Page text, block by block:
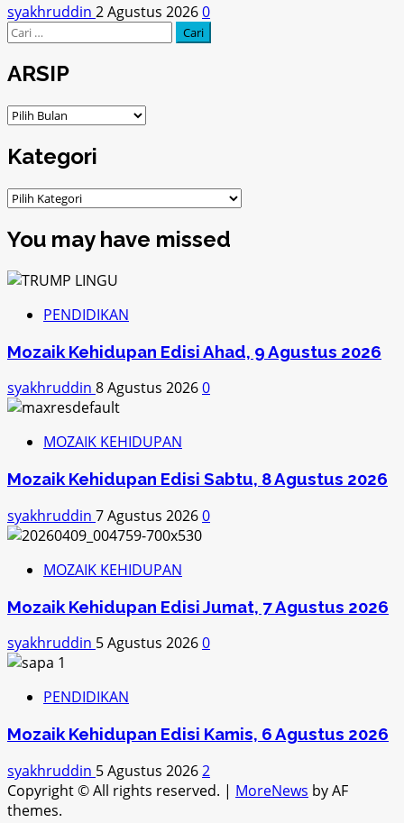
syakhruddin 2 Agustus 20260
Cari
untuk:
ARSIP
ARSIP
Kategori
Kategori
You may have missed
PENDIDIKAN
Mozaik Kehidupan Edisi Ahad, 9 Agustus 2026
syakhruddin 8 Agustus 20260
MOZAIK KEHIDUPAN
Mozaik Kehidupan Edisi Sabtu, 8 Agustus 2026
syakhruddin 7 Agustus 20260
MOZAIK KEHIDUPAN
Mozaik Kehidupan Edisi Jumat, 7 Agustus 2026
syakhruddin 5 Agustus 20260
PENDIDIKAN
Mozaik Kehidupan Edisi Kamis, 6 Agustus 2026
syakhruddin 5 Agustus 20262
Copyright © All rights reserved. | MoreNews by AF
themes.